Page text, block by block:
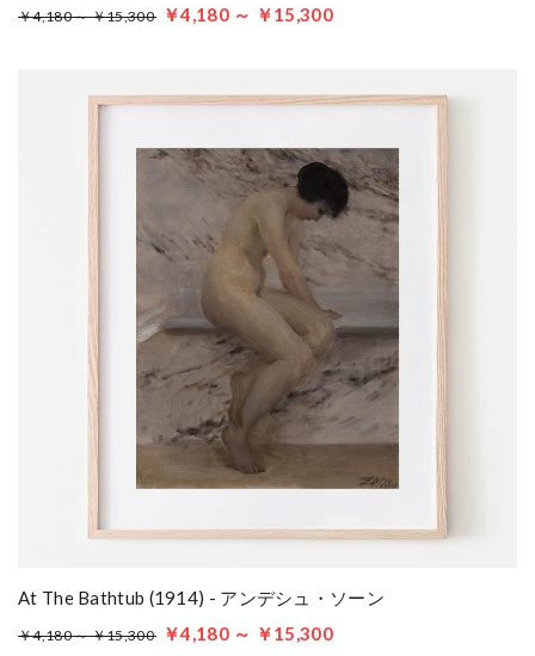
￥4,180 ～ ￥15,300 ￥4,180 ～ ￥15,300
At The Bathtub (1914) - アンデシュ・ソーン
￥4,180 ～ ￥15,300 ￥4,180 ～ ￥15,300